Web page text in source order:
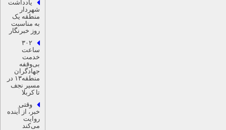
یادداشت
شهردار
منطقه یک
به مناسبت
روز خبرنگار
۳۰۲
ساعت
خدمت
بی‌وقفه
جهادگران
منطقه۱۳ در
مسیر نجف
تا کربلا
وقتی
خبر، از آینده
روایت
می‌کند